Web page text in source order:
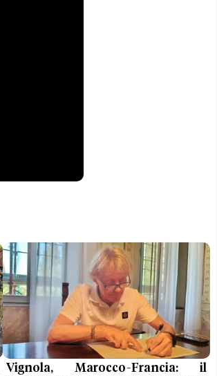
Vignola, Marocco-Francia: il